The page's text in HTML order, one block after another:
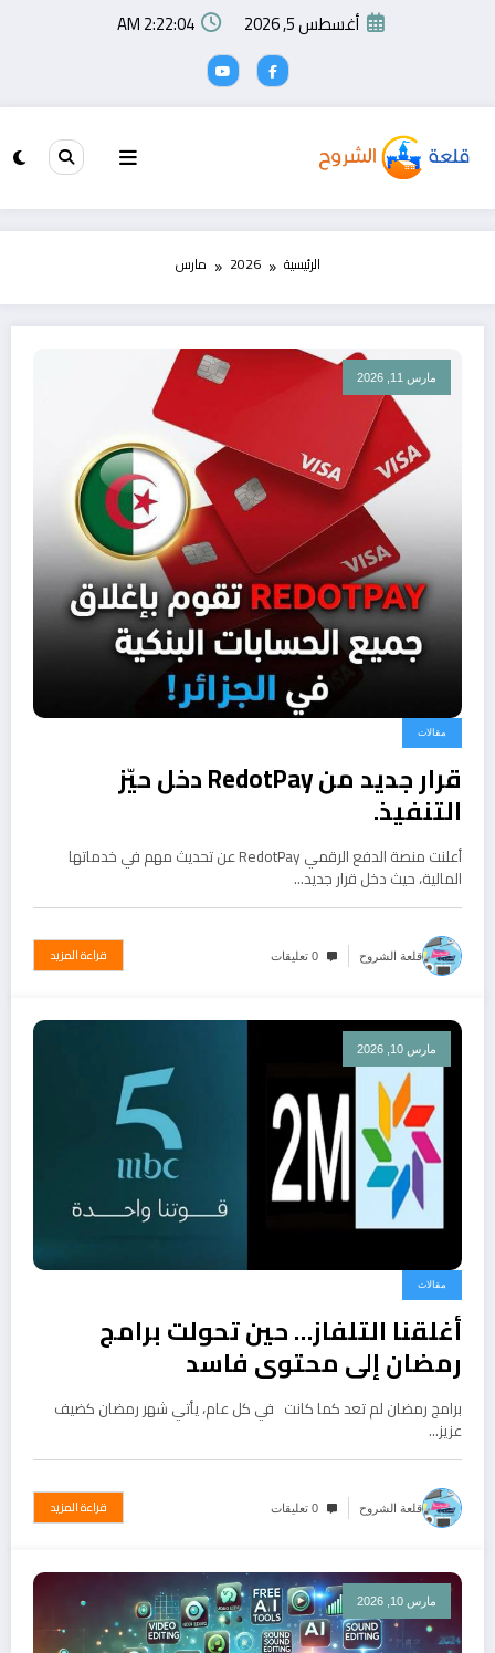
أغسطس 5, 2026 2:22:05 AM
الرئيسية 2026 مارس
مارس 11, 2026
مقالات
قرار جديد من RedotPay دخل حيّز
التنفيذ.
أعلنت منصة الدفع الرقمي RedotPay عن تحديث مهم في خدماتها
المالية، حيث دخل قرار جديد…
قلعة الشروح 0 تعليقات قراءة المزيد
مارس 10, 2026
مقالات
أغلقنا التلفاز… حين تحولت برامج
رمضان إلى محتوى فاسد
برامج رمضان لم تعد كما كانت في كل عام، يأتي شهر رمضان كضيف
عزيز…
قلعة الشروح 0 تعليقات قراءة المزيد
مارس 10, 2026